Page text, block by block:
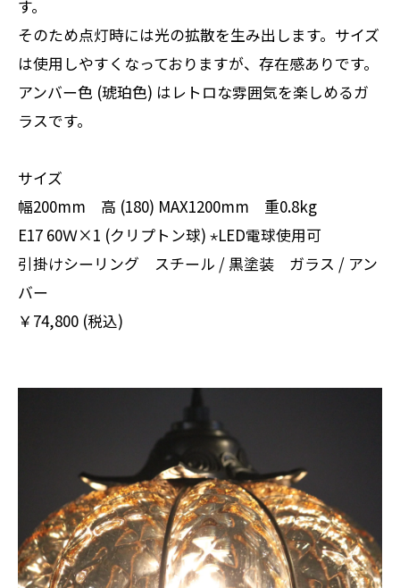
す。
そのため点灯時には光の拡散を生み出します。サイズ
は使用しやすくなっておりますが、存在感ありです。
アンバー色 (琥珀色) はレトロな雰囲気を楽しめるガ
ラスです。
サイズ
幅200mm 高 (180) MAX1200mm 重0.8kg
E17 60Ｗ×1 (クリプトン球) ⋆LED電球使用可
引掛けシーリング スチール / 黒塗装 ガラス / アン
バー
￥74,800 (税込)